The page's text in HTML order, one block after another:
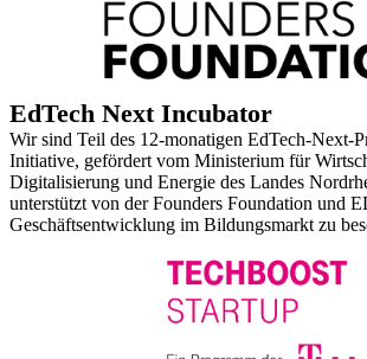
EdTech Next Incubator
Wir sind Teil des 12-monatigen EdTech-Next-
Initiative, gefördert vom Ministerium für
Digitalisierung und Energie des Landes
unterstützt von der Founders Foundation und
Geschäftsentwicklung im Bildungsmarkt zu